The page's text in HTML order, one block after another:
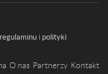
regulaminu i polityki
O nas Partnerzy Kontakt